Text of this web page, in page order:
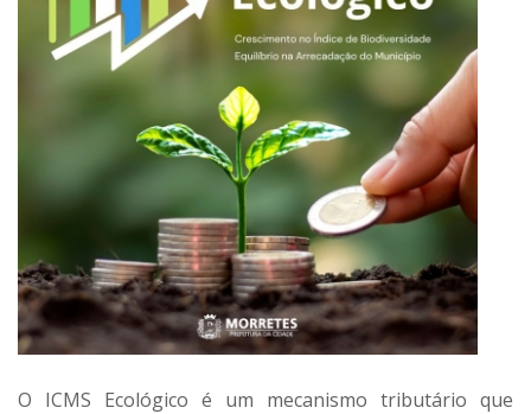
O ICMS Ecológico é um mecanismo tributário que